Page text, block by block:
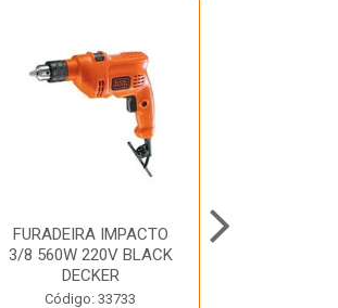
FURADEIRA IMPACTO
3/8 560W 220V BLACK
DECKER
Código: 33733